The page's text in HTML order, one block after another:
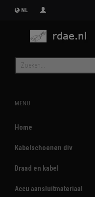
NL
MENU
Home
Kabelschoenen div
Draad en kabel
Accu aansluitmateriaal